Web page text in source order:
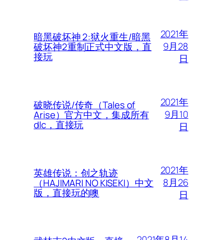
暗黑破坏神 2:狱火重生/暗黑
破坏神2重制正式中文版，直
接玩
2021年
9月28
日
破晓传说/传奇（Tales of
Arise）官方中文，集成所有
dlc，直接玩
2021年
9月10
日
英雄传说：创之轨迹
（HAJIMARI NO KISEKI）中文
版，直接玩的噢
2021年
8月26
日